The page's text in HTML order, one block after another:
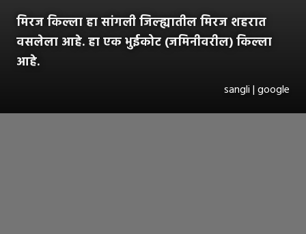
मिरज किल्ला हा सांगली जिल्ह्यातील मिरज शहरात
वसलेला आहे. हा एक भुईकोट (जमिनीवरील) किल्ला
आहे.
sangli | google